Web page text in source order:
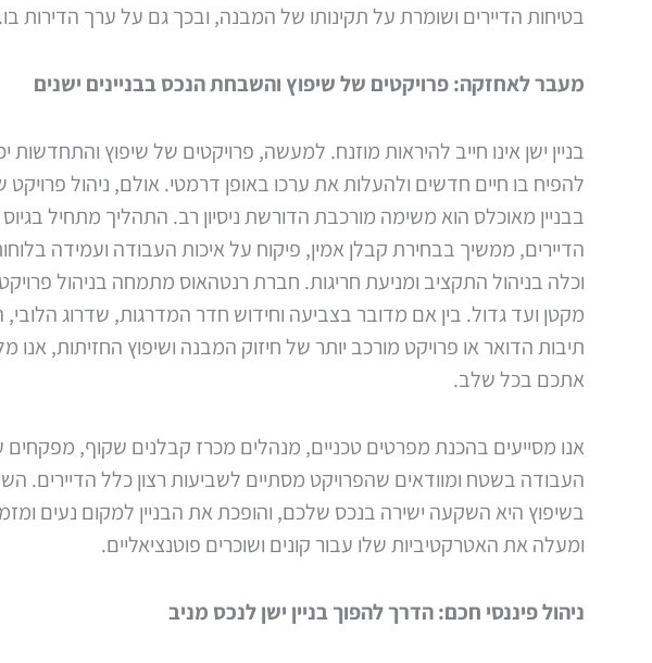
בטיחות הדיירים ושומרת על תקינותו של המבנה, ובכך גם על ערך הדירות בו.
מעבר לאחזקה: פרויקטים של שיפוץ והשבחת הנכס בבניינים ישנים
בניין ישן אינו חייב להיראות מוזנח. למעשה, פרויקטים של שיפוץ והתחדשות
להפיח בו חיים חדשים ולהעלות את ערכו באופן דרמטי. אולם, ניהול פרויקט
בבניין מאוכלס הוא משימה מורכבת הדורשת ניסיון רב. התהליך מתחיל
הדיירים, ממשיך בבחירת קבלן אמין, פיקוח על איכות העבודה ועמידה
וכלה בניהול התקציב ומניעת חריגות. חברת רנטהאוס מתמחה בניהול
מקטן ועד גדול. בין אם מדובר בצביעה וחידוש חדר המדרגות, שדרוג
תיבות הדואר או פרויקט מורכב יותר של חיזוק המבנה ושיפוץ החזיתות, אנו
אתכם בכל שלב.
אנו מסייעים בהכנת מפרטים טכניים, מנהלים מכרז קבלנים שקוף, מפקחים
העבודה בשטח ומוודאים שהפרויקט מסתיים לשביעות רצון כלל הדיירים.
בשיפוץ היא השקעה ישירה בנכס שלכם, והופכת את הבניין למקום נעים
ומעלה את האטרקטיביות שלו עבור קונים ושוכרים פוטנציאליים.
ניהול פיננסי חכם: הדרך להפוך בניין ישן לנכס מניב